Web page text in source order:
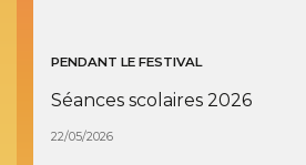
PENDANT LE FESTIVAL
Séances scolaires 2026
22/05/2026